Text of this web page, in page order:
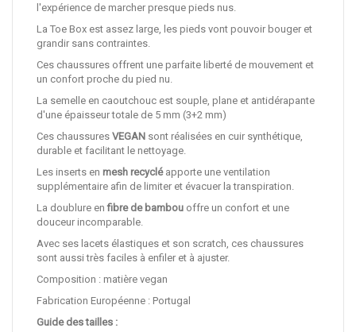
l'expérience de marcher presque pieds nus.
La Toe Box est assez large, les pieds vont pouvoir bouger et
grandir sans contraintes.
Ces chaussures offrent une parfaite liberté de mouvement et
un confort proche du pied nu.
La semelle en caoutchouc est souple, plane et antidérapante
d'une épaisseur totale de 5 mm (3+2 mm)
Ces chaussures VEGAN sont réalisées en cuir synthétique,
durable et facilitant le nettoyage.
Les inserts en mesh recycléapporte une ventilation
supplémentaire afin de limiter et évacuer la transpiration.
La doublure enfibre de bambou offre un confort et une
douceur incomparable.
Avec ses lacets élastiques et son scratch, ces chaussures
sont aussi très faciles à enfiler et à ajuster.
Composition : matière vegan
Fabrication Européenne : Portugal
Guide des tailles :